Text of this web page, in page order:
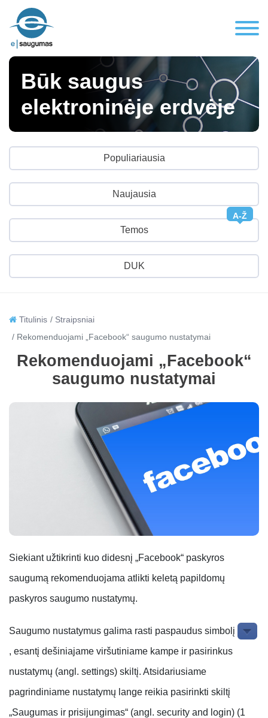
Būk saugus
elektroninėje erdvėje
Populiariausia
Naujausia
Temos
A-Ž
DUK
Titulinis
Straipsniai
Rekomenduojami „Facebook“ saugumo nustatymai
Rekomenduojami „Facebook“
saugumo nustatymai
Siekiant užtikrinti kuo didesnį „Facebook“ paskyros
saugumą rekomenduojama atlikti keletą papildomų
paskyros saugumo nustatymų.
Saugumo nustatymus galima rasti paspaudus simbolį
, esantį dešiniajame viršutiniame kampe ir pasirinkus
nustatymų (angl. settings) skiltį. Atsidariusiame
pagrindiniame nustatymų lange reikia pasirinkti skiltį
„Saugumas ir prisijungimas“ (angl. security and login) (1